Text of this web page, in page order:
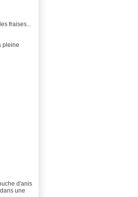
fraises...
pleine
d'anis
une